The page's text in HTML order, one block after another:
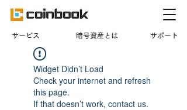
​サービス 暗号資産とは サポート
Widget Didn’t Load
Check your internet and refresh
this page.
If that doesn’t work, contact us.